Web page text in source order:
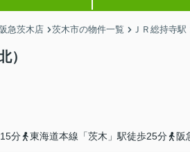
急茨木店 茨木市の物件一覧 ＪＲ総持寺駅
）
分
東海道本線「茨木」駅徒歩25分 阪